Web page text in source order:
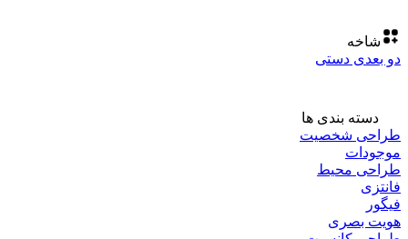
شاخه
دو بعدی دستی
دسته بندی ها
طراحی شخصیت
موجودات
طراحی محیط
فانتزی
فیگور
هویت بصری